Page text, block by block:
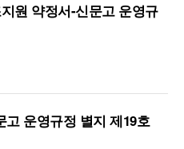
원 약정서-신문고 운영규
고 운영규정 별지 제19호